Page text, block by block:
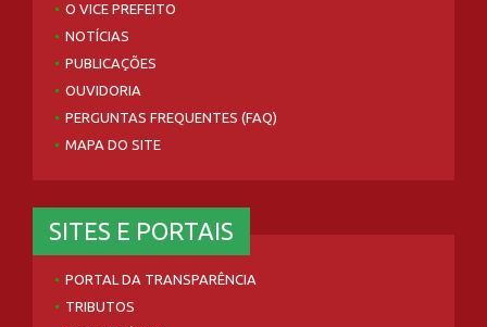
O VICE PREFEITO
NOTÍCIAS
PUBLICAÇÕES
OUVIDORIA
PERGUNTAS FREQUENTES (FAQ)
MAPA DO SITE
SITES E PORTAIS
PORTAL DA TRANSPARÊNCIA
TRIBUTOS